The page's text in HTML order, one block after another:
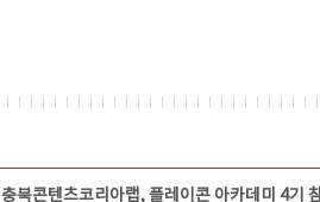
충북콘텐츠코리아랩, 플레이콘 아카데미 4기